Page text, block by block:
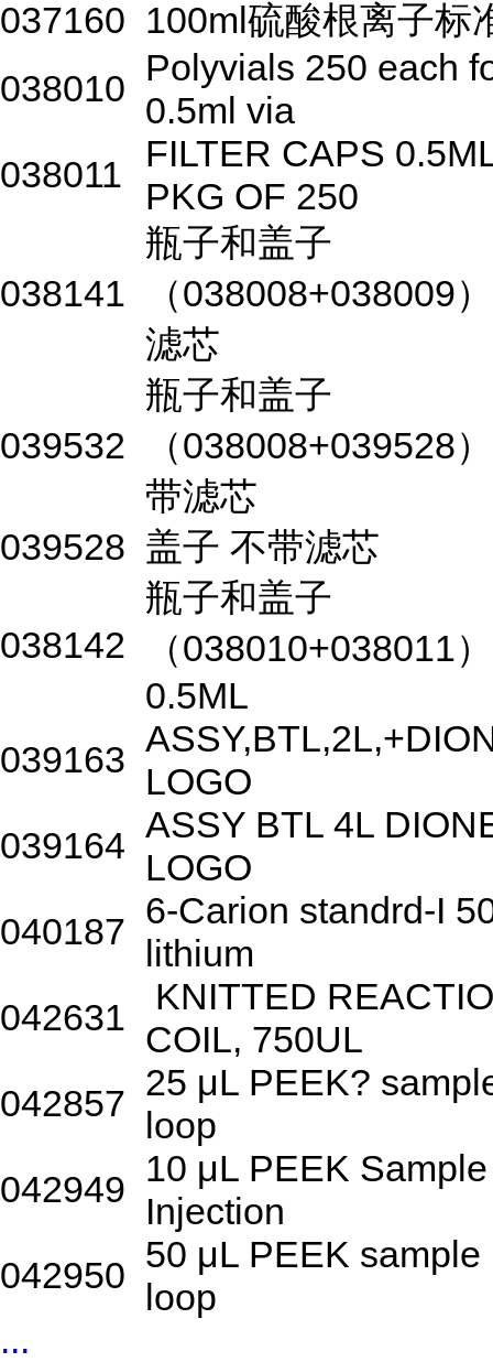
037160 100ml硫酸根离子标
038010 Polyvials 250 each
0.5ml via
038011
FILTER CAPS
PKG OF 250
038141
瓶子和盖子
（038008+038009
滤芯
039532
瓶子和盖子
（038008+039528
带滤芯
039528 盖子 不带滤芯
038142
瓶子和盖子
（038010+038011）
0.5ML
039163
LOGO
039164 ASSY BTL 4L
LOGO
040187 6-Carion standrd-I
lithium
042631
KNITTED
COIL, 750UL
042857 25 μL PEEK?
loop
042949 10 μL PEEK Sample
Injection
042950 50 μL PEEK sample
loop
...